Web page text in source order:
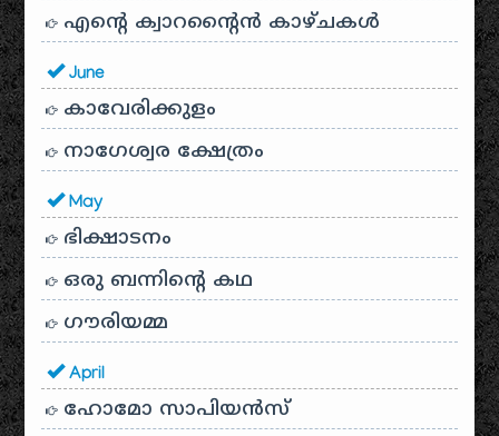
എന്റെ ക്വാറന്റൈൻ കാഴ്ചകൾ
June
കാവേരിക്കുളം
നാഗേശ്വര ക്ഷേത്രം
May
ഭിക്ഷാടനം
ഒരു ബന്നിന്റെ കഥ
ഗൗരിയമ്മ
April
ഹോമോ സാപിയൻസ്